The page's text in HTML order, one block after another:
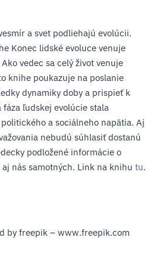
a svet podliehajú evolúcii.
Konec lidské evoluce venuje
vedec sa celý život venuje
knihe poukazuje na poslanie
dynamiky doby a prispieť k
fáza ľudskej evolúcie stala
a sociálneho napätia. Aj
nebudú súhlasiť dostanú
podložené informácie o
nás samotných. Link na knihu tu.
by freepik – www.freepik.com